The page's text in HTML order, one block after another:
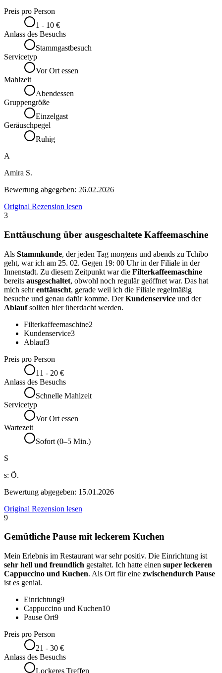
Preis pro Person
1 - 10 €
Anlass des Besuchs
Stammgastbesuch
Servicetyp
Vor Ort essen
Mahlzeit
Abendessen
Gruppengröße
Einzelgast
Geräuschpegel
Ruhig
A
Amira S.
Bewertung abgegeben: 26.02.2026
Original Rezension lesen
3
Enttäuschung über ausgeschaltete Kaffeemaschine
Als Stammkunde, der jeden Tag morgens und abends zu Tchibo
geht, war ich am 25. 02. Gegen 19: 00 Uhr in der Filiale in der
Innenstadt. Zu diesem Zeitpunkt war die Filterkaffeemaschine
bereits ausgeschaltet, obwohl noch regulär geöffnet war. Das hat
mich sehrenttäuscht, gerade weil ich die Filiale regelmäßig
besuche und genau dafür komme. DerKundenservice und der
Ablaufsollten hier überdacht werden.
Filterkaffeemaschine2
Kundenservice3
Ablauf3
Preis pro Person
11 - 20 €
Anlass des Besuchs
Schnelle Mahlzeit
Servicetyp
Vor Ort essen
Wartezeit
Sofort (0–5 Min.)
S
s: Ö.
Bewertung abgegeben: 15.01.2026
Original Rezension lesen
9
Gemütliche Pause mit leckerem Kuchen
Mein Erlebnis im Restaurant war sehr positiv. Die Einrichtung ist
sehr hell und freundlich gestaltet. Ich hatte einen super leckeren
Cappuccino und Kuchen. Als Ort für eine zwischendurch Pause
ist es genial.
Einrichtung9
Cappuccino und Kuchen10
Pause Ort9
Preis pro Person
21 - 30 €
Anlass des Besuchs
Lockeres Treffen